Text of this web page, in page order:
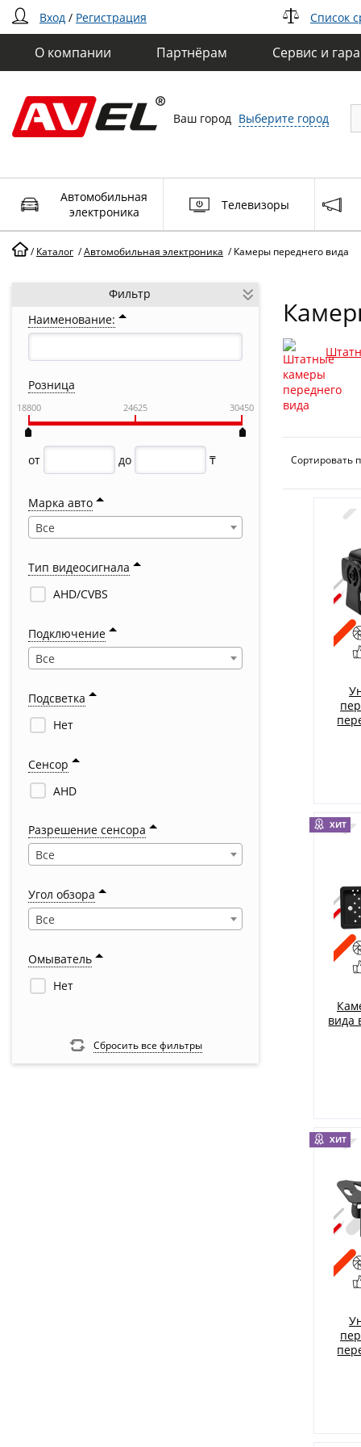
Вход / Регистрация Список
О компании Партнёрам Сервис и
Ваш город Выберите город
Автомобильная
электроника
Телевизоры
/Каталог /Автомобильная электроника /Камеры переднего вида
Фильтр
Наименование:
Розница
18800 24625 30450
от до ₸
Марка авто
Все
Тип видеосигнала
AHD/CVBS
Подключение
Все
Подсветка
Нет
Сенсор
AHD
Разрешение сенсора
Все
Угол обзора
Все
Омыватель
Нет
Сбросить все фильтры
Сортировать
ХИТ
вида
ХИТ